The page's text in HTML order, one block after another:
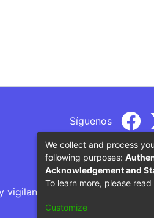
Síguenos
por parte del
We collect and process
following purposes:
Acknowledgement and
To learn more, please read
Customize